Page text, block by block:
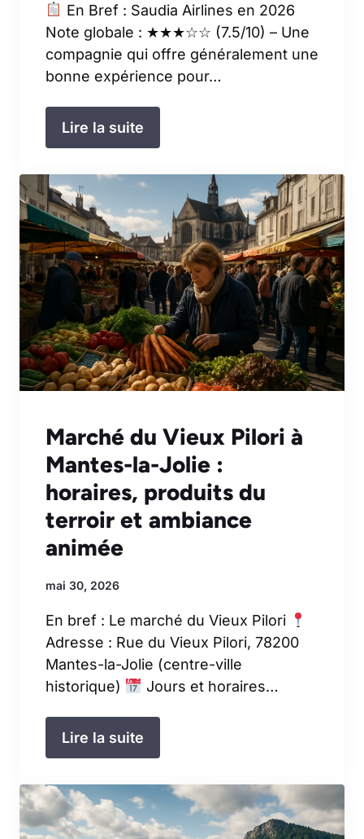
En Bref : Saudia Airlines en 2026
Note globale : ★★★☆☆ (7.5/10) – Une
compagnie qui offre généralement une
bonne expérience pour…
Lire la suite
Marché du Vieux Pilori à
Mantes-la-Jolie :
horaires, produits du
terroir et ambiance
animée
mai 30, 2026
En bref : Le marché du Vieux Pilori
Adresse : Rue du Vieux Pilori, 78200
Mantes-la-Jolie (centre-ville
historique)
Jours et horaires…
Lire la suite